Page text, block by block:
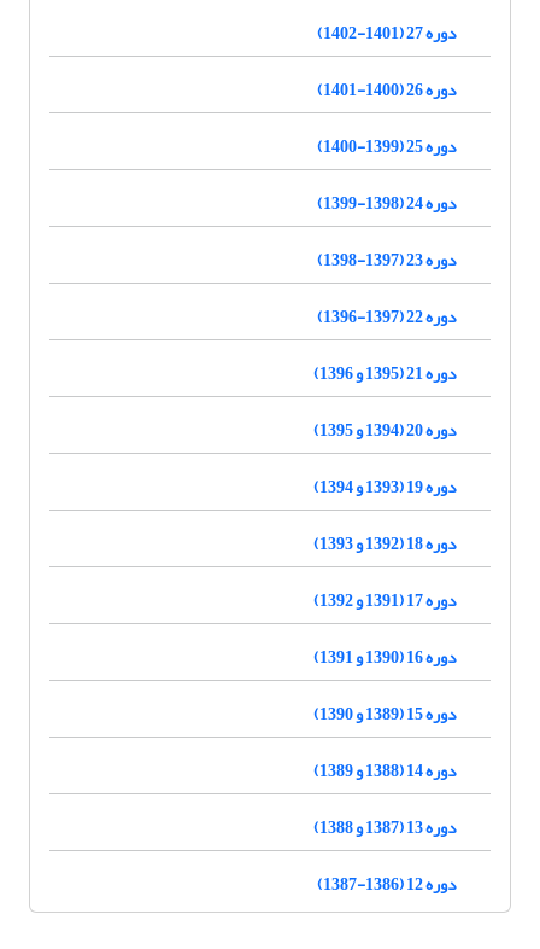
دوره 27 (1401-1402)
دوره 26 (1400-1401)
دوره 25 (1399-1400)
دوره 24 (1398-1399)
دوره 23 (1397-1398)
دوره 22 (1397-1396)
دوره 21 (1395 و 1396)
دوره 20 (1394 و 1395)
دوره 19 (1393 و 1394)
دوره 18 (1392 و 1393)
دوره 17 (1391 و 1392)
دوره 16 (1390 و 1391)
دوره 15 (1389 و 1390)
دوره 14 (1388 و 1389)
دوره 13 (1387 و 1388)
دوره 12 (1386-1387)